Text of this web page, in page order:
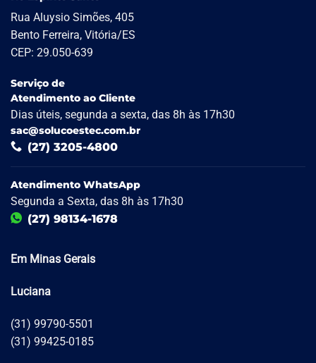
Rua Aluysio Simões, 405
Bento Ferreira, Vitória/ES
CEP: 29.050-639
Serviço de
Atendimento ao Cliente
Dias úteis, segunda a sexta, das 8h às 17h30
sac@solucoestec.com.br
(27) 3205-4800
Atendimento WhatsApp
Segunda a Sexta, das 8h às 17h30
(27) 98134-1678
Em Minas Gerais
Luciana
(31) 99790-5501
(31) 99425-0185